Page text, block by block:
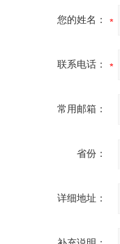
您的姓名：
联系电话：
常用邮箱：
省份：
详细地址：